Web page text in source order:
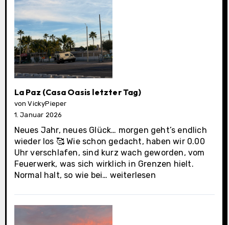
La Paz (Casa Oasis letzter Tag)
von VickyPieper
1. Januar 2026
Neues Jahr, neues Glück… morgen geht’s endlich
wieder los 🥰 Wie schon gedacht, haben wir 0.00
Uhr verschlafen, sind kurz wach geworden, vom
Feuerwerk, was sich wirklich in Grenzen hielt.
Normal halt, so wie bei… La
(Casa
Oasis
letzter
weiterlesen